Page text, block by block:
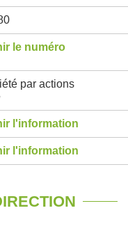
le numéro
par actions
l'information
l'information